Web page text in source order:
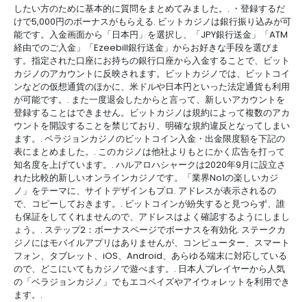
したい方のために基本的に質問をまとめてみました。. ・登録するだ
けで5,000円のボーナスがもらえる. ビットカジノは銀行振り込みが可
能です。入金画面から「日本円」を選択し、「JPY銀行送金」「ATM
経由でのご入金」「Ezeebill銀行送金」からお好きな手段を選びま
す。指定された口座にお持ちの銀行口座から入金することで、ビット
カジノのアカウントに反映されます。ビットカジノでは、ビットコイ
ンなどの仮想通貨のほかに、米ドルや日本円といった法定通貨も利用
が可能です。. また一度退会したからと言って、新しいアカウントを
登録することはできません。ビットカジノは規約によって複数のアカ
ウントを開設することを禁じており、明確な規約違反となってしまい
ます。. ベラジョンカジノのビットコイン入金・出金限度額を下記の
表にまとめました。. このカジノは他社よりもとにかく広告を打って
知名度を上げています。. ハルアロハシャークは2020年9月に設立さ
れた比較的新しいオンラインカジノです。「業界No1の楽しいカジ
ノ」をテーマに、サイトデザインもプロ. アドレスが表示されるの
で、コピーしておきます。. ビットコインが紛失すると見つらず、誰
も保証をしてくれませんので、アドレスはよく確認するようにしまし
ょう。. ステップ2：ボーナスページでボーナスを有効化. ステークカ
ジノにはモバイルアプリはありませんが、コンピューター、スマート
フォン、タブレット、iOS、Android、あらゆる端末に対応している
ので、どこにいてもカジノで遊べます。. 日本人プレイヤーから人気
の「ベラジョンカジノ」でもエコペイズやアイウォレットを利用でき
ます。.